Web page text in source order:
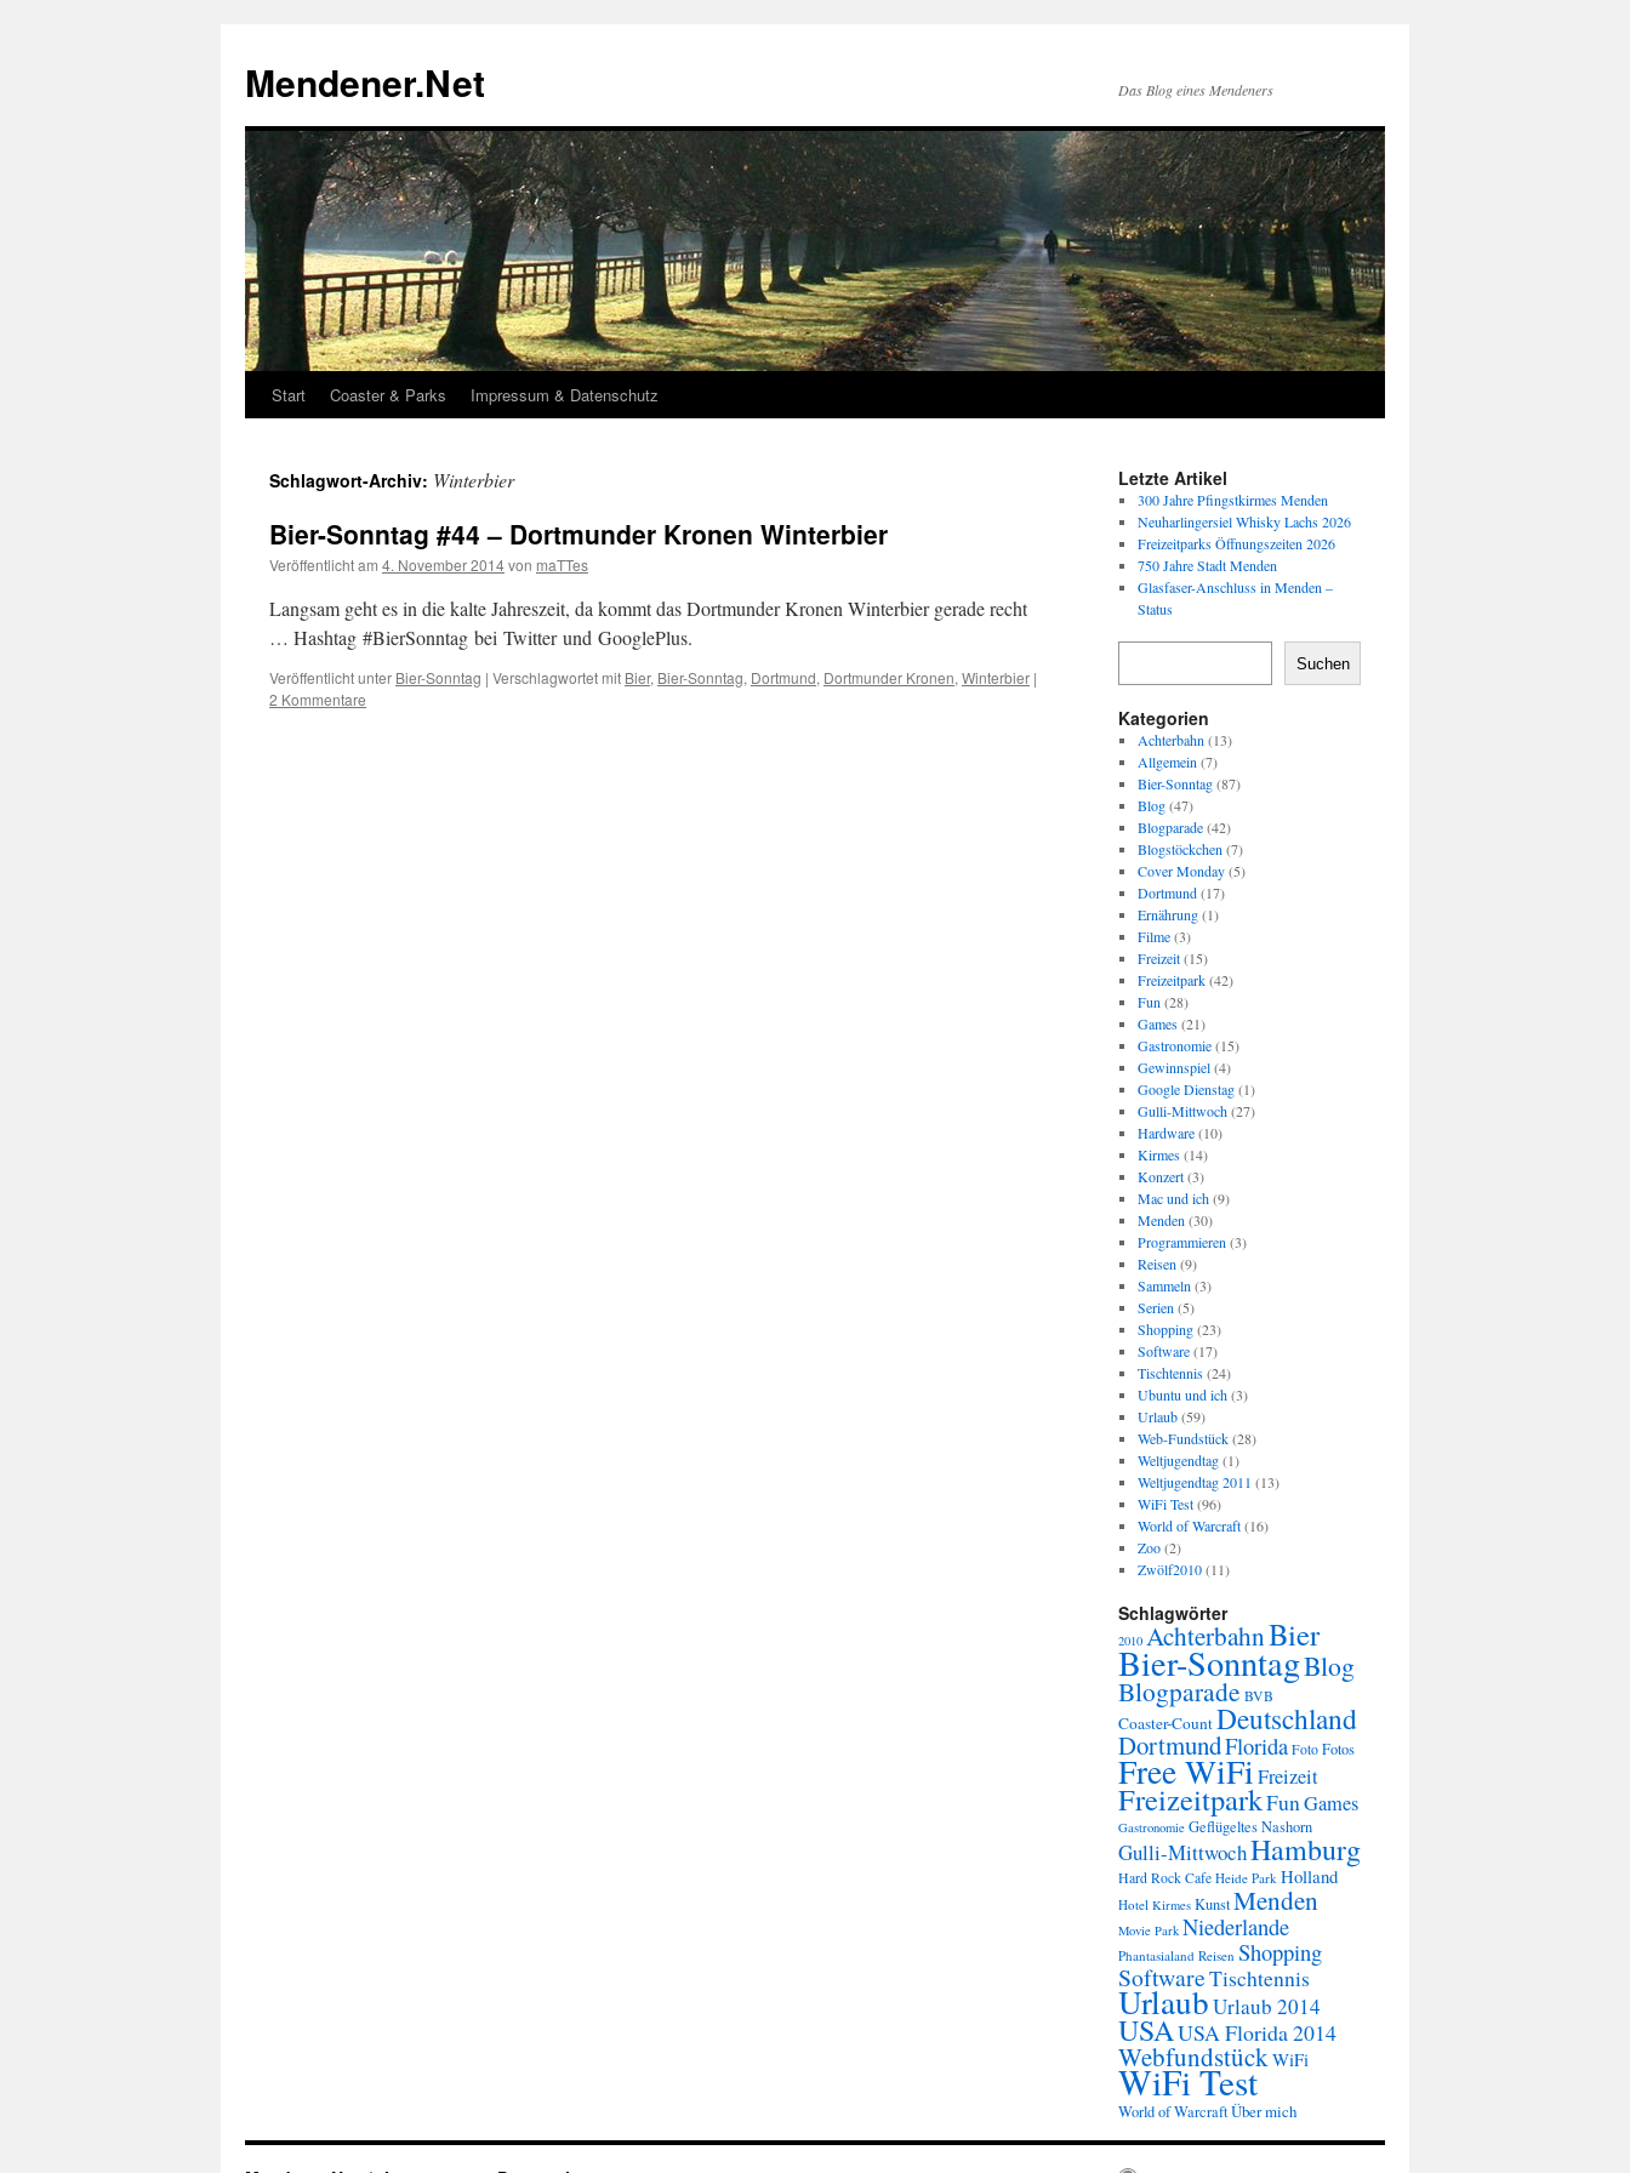
springen
Mendener.Net Das Blog eines Mendeners
Start Coaster & Parks Impressum & Datenschutz
Schlagwort-Archiv: Winterbier
Bier-Sonntag #44 – Dortmunder Kronen Winterbier
Veröffentlicht am 4. November 2014von maTTes
Langsam geht es in die kalte Jahreszeit, da kommt das Dortmunder Kronen Winterbier gerade recht
… Hashtag #BierSonntag bei Twitter und GooglePlus.
Veröffentlicht unter Bier-Sonntag | Verschlagwortet mit Bier, Bier-Sonntag, Dortmund, Dortmunder Kronen, Winterbier |
2 Kommentare
Letzte Artikel
300 Jahre Pfingstkirmes Menden
Neuharlingersiel Whisky Lachs 2026
Freizeitparks Öffnungszeiten 2026
750 Jahre Stadt Menden
Glasfaser-Anschluss in Menden –
Status
Suchen
Kategorien
Achterbahn (13)
Allgemein (7)
Bier-Sonntag(87)
Blog(47)
Blogparade(42)
Blogstöckchen (7)
Cover Monday(5)
Dortmund(17)
Ernährung(1)
Filme(3)
Freizeit(15)
Freizeitpark(42)
Fun (28)
Games(21)
Gastronomie(15)
Gewinnspiel(4)
Google Dienstag(1)
Gulli-Mittwoch(27)
Hardware(10)
Kirmes(14)
Konzert(3)
Mac und ich(9)
Menden (30)
Programmieren (3)
Reisen (9)
Sammeln (3)
Serien (5)
Shopping(23)
Software(17)
Tischtennis(24)
Ubuntu und ich(3)
Urlaub(59)
Web-Fundstück(28)
Weltjugendtag(1)
Weltjugendtag 2011 (13)
WiFi Test(96)
World of Warcraft(16)
Zoo(2)
Zwölf2010(11)
Schlagwörter
2010 AchterbahnBier
Bier-SonntagBlog
Blogparade BVB
Coaster-CountDeutschland
DortmundFlorida Foto Fotos
Free WiFiFreizeit
FreizeitparkFunGames
Gastronomie Geflügeltes Nashorn
Gulli-MittwochHamburg
Hard Rock Cafe Heide Park Holland
Hotel Kirmes KunstMenden
Movie Park Niederlande
Phantasialand Reisen Shopping
SoftwareTischtennis
UrlaubUrlaub 2014
USAUSA Florida 2014
WebfundstückWiFi
WiFi Test
World of WarcraftÜber mich